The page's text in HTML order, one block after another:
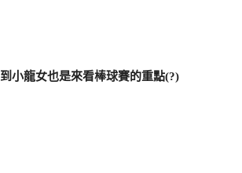
小龍女也是來看棒球賽的重點(?)